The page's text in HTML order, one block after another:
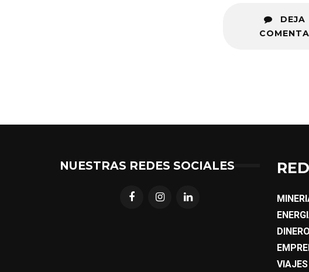
DEJA
NUESTRAS REDES SOCIALES
DINERO
VIAJES